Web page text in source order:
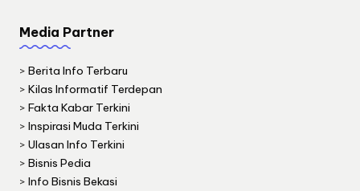
Media Partner
> Berita Info Terbaru
> Kilas Informatif Terdepan
> Fakta Kabar Terkini
> Inspirasi Muda Terkini
> Ulasan Info Terkini
> Bisnis Pedia
> Info Bisnis Bekasi